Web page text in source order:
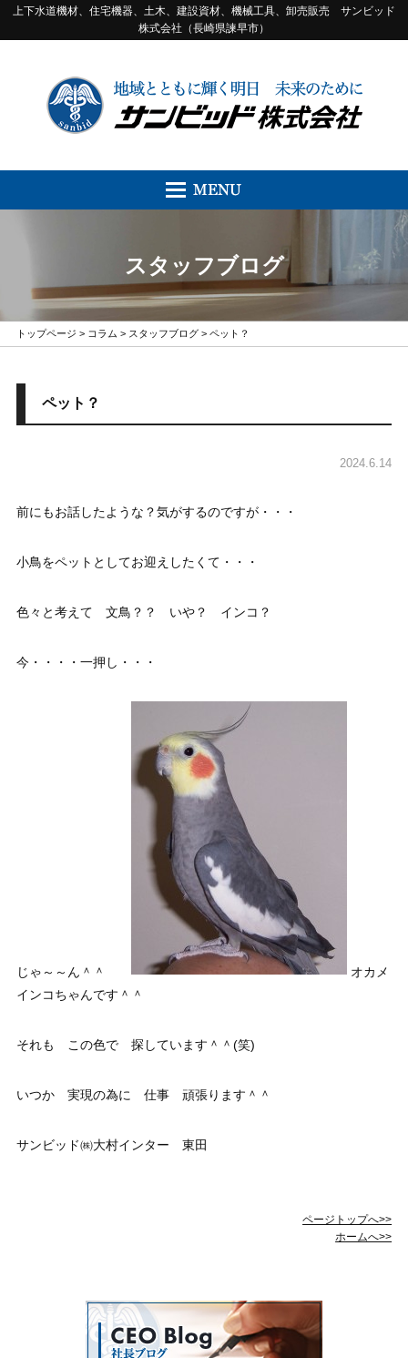
上下水道機材、住宅機器、土木、建設資材、機械工具、卸売販売 サンビッド
株式会社（長崎県諫早市）
スタッフブログ
トップページ > コラム > スタッフブログ> ペット？
ペット？
2024.6.14
前にもお話したような？気がするのですが・・・
小鳥をペットとしてお迎えしたくて・・・
色々と考えて 文鳥？？ いや？ インコ？
今・・・・一押し・・・
じゃ～～ん＾＾
オカメ
インコちゃんです＾＾
それも この色で 探しています＾＾(笑)
いつか 実現の為に 仕事 頑張ります＾＾
サンビッド㈱大村インター 東田
ページトップへ>>
ホームへ>>